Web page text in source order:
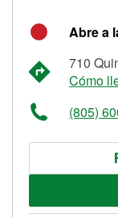
Abre a
710
Cómo
(805)